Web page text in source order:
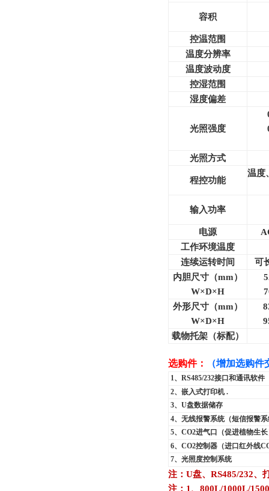
容积
控温范围
温度分辨率
温度波动度
控湿范围
湿度偏差
光照强度
光照方式
程控功能
温度
输入功率
电源
工作环境温度
连续运转时间
可
内胆尺寸（mm）
W×D×H
外形尺寸（mm）
W×D×H
载物托架（标配）
选购件： （增加选购件
1、RS485/232接口和通讯软件
2、嵌入式打印机 .
3、U盘数据储存
4、无线报警系统（短信报警
5、CO2进气口（促进植物生
6、CO2控制器（进口红外线
7、光照度控制系统
注：U盘、RS485/232、
注：1、800L/1000L/